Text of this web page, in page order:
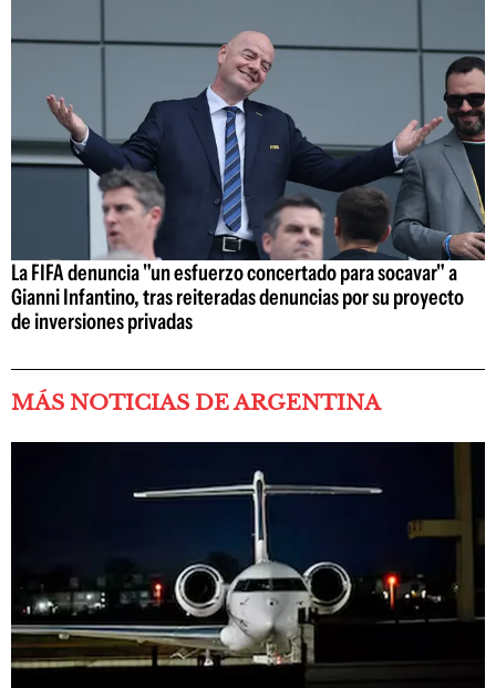
La FIFA denuncia "un esfuerzo concertado para socavar" a
Gianni Infantino, tras reiteradas denuncias por su proyecto
de inversiones privadas
MÁS NOTICIAS DE ARGENTINA